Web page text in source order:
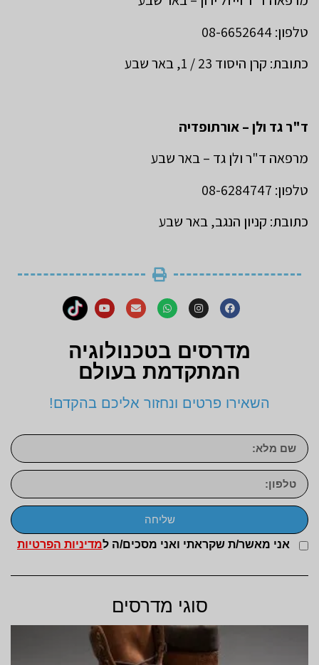
טלפון: 08-6652644
כתובת: קרן היסוד 23 / 1, באר שבע
ד"ר גד ולן – אורתופדיה
מרפאה ד"ר ולן גד – באר שבע
טלפון: 08-6284747
כתובת: קניון הנגב, באר שבע
מדרסים בטכנולוגיה
המתקדמת בעולם
השאירו פרטים ונחזור אליכם בהקדם!
אני מאשר/ת שקראתי ואני מסכים/ה למדיניות הפרטיות
שליחה
סוגי מדרסים